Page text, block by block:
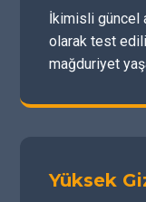
İkimisli güncel
olarak test
mağduriyet
Yüksek